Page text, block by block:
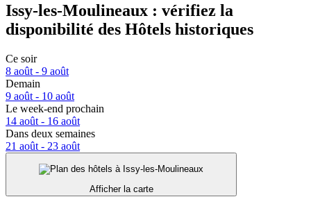
Issy-les-Moulineaux : vérifiez la
disponibilité des Hôtels historiques
Ce soir
8 août - 9 août
Demain
9 août - 10 août
Le week-end prochain
14 août - 16 août
Dans deux semaines
21 août - 23 août
Afficher la carte